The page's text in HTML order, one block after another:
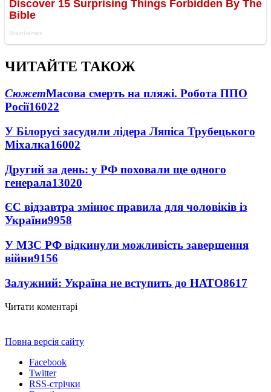
ЧИТАЙТЕ ТАКОЖ
СюжетМасова смерть на пляжі. Робота ППО
Росії16022
У Білорусі засудили лідера Ляпіса Трубецького
Міхалка16002
Другий за день: у РФ поховали ще одного
генерала13020
ЄС відзавтра змінює правила для чоловіків із
України9958
У МЗС РФ відкинули можливість завершення
війни9156
Залужний: Україна не вступить до НАТО8617
Читати коментарі
Повна версія сайту
Facebook
Twitter
RSS-стрічки